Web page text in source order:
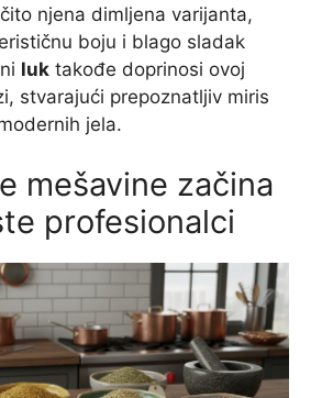
njena dimljena varijanta,
boju i blago sladak
luk takođe doprinosi ovoj
stvarajući prepoznatljiv miris
jela.
mešavine začina
profesionalci